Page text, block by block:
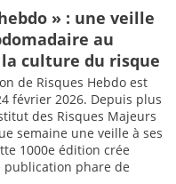
» : une veille
au
culture du risque
de Risques Hebdo est
février 2026. Depuis plus
des Risques Majeurs
semaine une veille à ses
1000e édition crée
publication phare de